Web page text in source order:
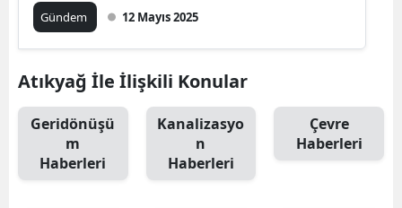
Gündem 12 Mayıs 2025
Atıkyağ İle İlişkili Konular
Geridönüşü
m
Haberleri
Kanalizasyo
n
Haberleri
Çevre
Haberleri